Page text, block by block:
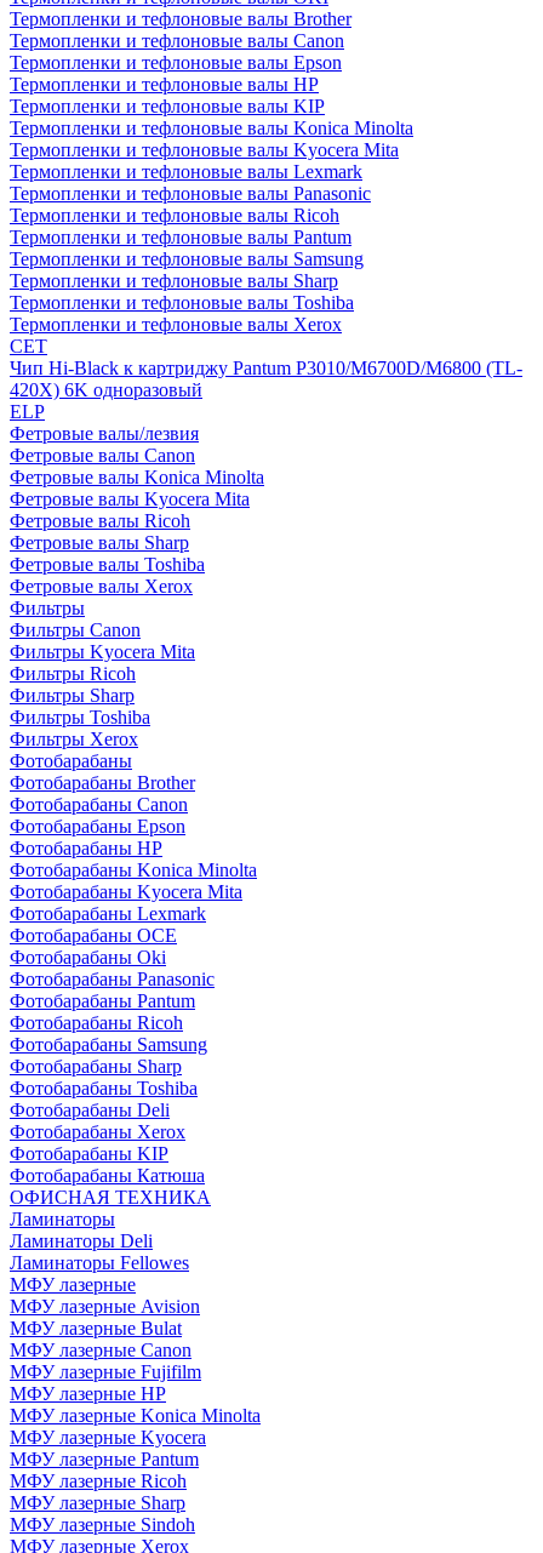
Термопленки и тефлоновые валы Brother
Термопленки и тефлоновые валы Canon
Термопленки и тефлоновые валы Epson
Термопленки и тефлоновые валы HP
Термопленки и тефлоновые валы KIP
Термопленки и тефлоновые валы Konica Minolta
Термопленки и тефлоновые валы Kyocera Mita
Термопленки и тефлоновые валы Lexmark
Термопленки и тефлоновые валы Panasonic
Термопленки и тефлоновые валы Ricoh
Термопленки и тефлоновые валы Pantum
Термопленки и тефлоновые валы Samsung
Термопленки и тефлоновые валы Sharp
Термопленки и тефлоновые валы Toshiba
Термопленки и тефлоновые валы Xerox
CET
Чип Hi-Black к картриджу Pantum P3010/M6700D/M6800 (TL-
420X) 6K одноразовый
ELP
Фетровые валы/лезвия
Фетровые валы Canon
Фетровые валы Konica Minolta
Фетровые валы Kyocera Mita
Фетровые валы Ricoh
Фетровые валы Sharp
Фетровые валы Toshiba
Фетровые валы Xerox
Фильтры
Фильтры Canon
Фильтры Kyocera Mita
Фильтры Ricoh
Фильтры Sharp
Фильтры Toshiba
Фильтры Xerox
Фотобарабаны
Фотобарабаны Brother
Фотобарабаны Canon
Фотобарабаны Epson
Фотобарабаны HP
Фотобарабаны Konica Minolta
Фотобарабаны Kyocera Mita
Фотобарабаны Lexmark
Фотобарабаны OCE
Фотобарабаны Oki
Фотобарабаны Panasonic
Фотобарабаны Pantum
Фотобарабаны Ricoh
Фотобарабаны Samsung
Фотобарабаны Sharp
Фотобарабаны Toshiba
Фотобарабаны Deli
Фотобарабаны Xerox
Фотобарабаны KIP
Фотобарабаны Катюша
ОФИСНАЯ ТЕХНИКА
Ламинаторы
Ламинаторы Deli
Ламинаторы Fellowes
МФУ лазерные
МФУ лазерные Avision
МФУ лазерные Bulat
МФУ лазерные Canon
МФУ лазерные Fujifilm
МФУ лазерные HP
МФУ лазерные Konica Minolta
МФУ лазерные Kyocera
МФУ лазерные Pantum
МФУ лазерные Ricoh
МФУ лазерные Sharp
МФУ лазерные Sindoh
МФУ лазерные Xerox